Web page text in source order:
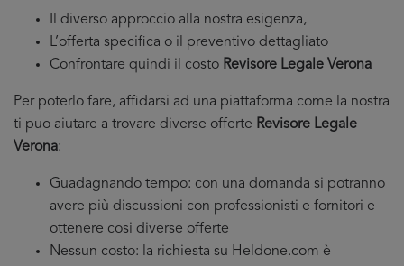
Il diverso approccio alla nostra esigenza,
L’offerta specifica o il preventivo dettagliato
Confrontare quindi il costo Revisore Legale Verona
Per poterlo fare, affidarsi ad una piattaforma come la nostra
ti puo aiutare a trovare diverse offerte Revisore Legale
Verona:
Guadagnando tempo: con una domanda si potranno
avere più discussioni con professionisti e fornitori e
ottenere cosi diverse offerte
Nessun costo: la richiesta su Heldone.com è